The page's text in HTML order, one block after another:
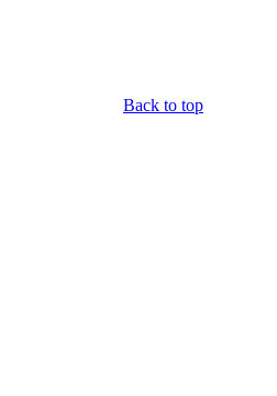
Back to top